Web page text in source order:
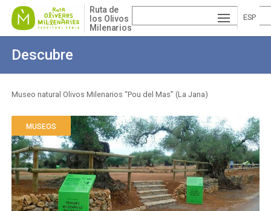
Pasar
contenido
Ruta de
los Olivos
Milenarios
ESP
À
Descubre
Sobrescribir
enlaces
de
ayuda
a
la
Museo natural Olivos Milenarios “Pou del Mas” (La Jana)
MUSEOS